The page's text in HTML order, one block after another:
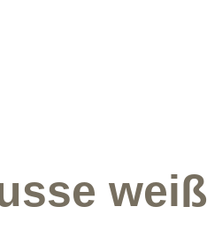
weiß